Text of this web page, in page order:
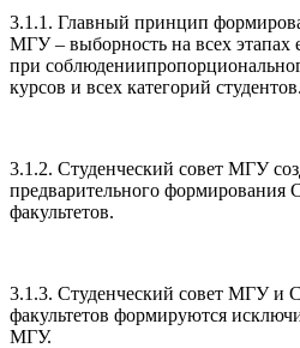
3.1.1. Главный принцип
МГУ – выборность на всех этапах
при
курсов и всех категорий студентов.
3.1.2. Студенческий совет МГУ
предварительного формирования
факультетов.
3.1.3. Студенческий совет МГУ и
факультетов формируются
МГУ.